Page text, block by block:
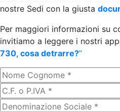
nostre Sedi con la giusta
Per maggiori informazioni su
invitiamo a leggere i nostri
730, cosa detrarre?”